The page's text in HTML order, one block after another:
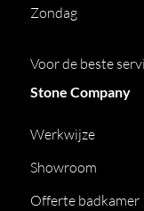
Zondag
Voor de beste
Stone Company
Werkwijze
Showroom
Offerte badkamer